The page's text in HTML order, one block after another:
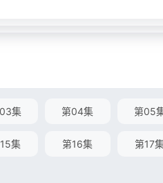
集 第04集 第05
集 第16集 第17